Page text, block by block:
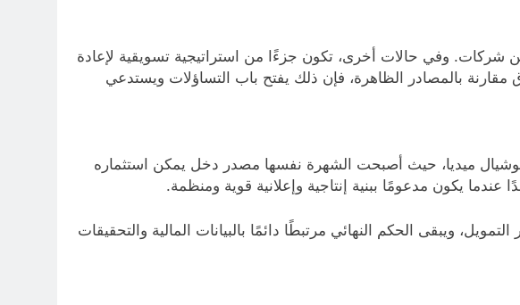
شركات. وفي حالات أخرى، تكون جزءًا من استراتيجية تسويقية لإعادة
بالمصادر الظاهرة، فإن ذلك يفتح باب التساؤلات ويستدعي
ميديا، حيث أصبحت الشهرة نفسها مصدر دخل يمكن استثماره
ويبقى الحكم النهائي مرتبطًا دائمًا بالبيانات المالية والتحقيقات